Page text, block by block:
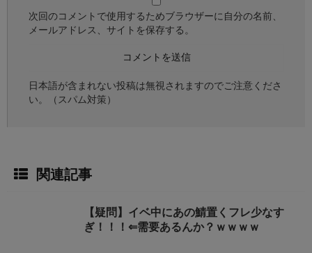
次回のコメントで使用するためブラウザーに自分の名前、
メールアドレス、サイトを保存する。
日本語が含まれない投稿は無視されますのでご注意くださ
い。（スパム対策）
関連記事
【疑問】イベ中にあの鯖置くフレ少なす
ぎ！！！⇐需要あるんか？ｗｗｗｗ